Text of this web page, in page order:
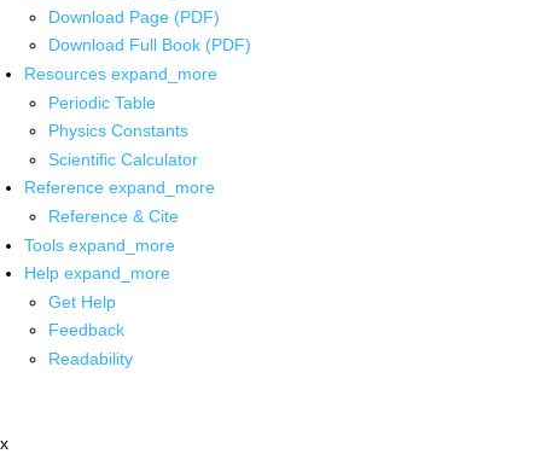
Download Page (PDF)
Download Full Book (PDF)
Resources expand_more
Periodic Table
Physics Constants
Scientific Calculator
Reference expand_more
Reference & Cite
Tools expand_more
Help expand_more
Get Help
Feedback
Readability
x